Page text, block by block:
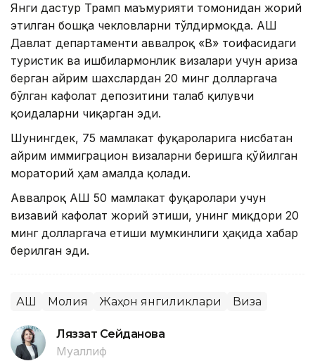
Янги дастур Трамп маъмурияти томонидан жорий
этилган бошқа чекловларни тўлдирмоқда. АҚШ
Давлат департаменти аввалроқ «B» тоифасидаги
туристик ва ишбилармонлик визалари учун ариза
берган айрим шахслардан 20 минг долларгача
бўлган кафолат депозитини талаб қилувчи
қоидаларни чиқарган эди.
Шунингдек, 75 мамлакат фуқароларига нисбатан
айрим иммиграцион визаларни беришга қўйилган
мораторий ҳам амалда қолади.
Аввалроқ АҚШ 50 мамлакат фуқаролари учун
визавий кафолат жорий этиши, унинг миқдори 20
минг долларгача етиши мумкинлиги ҳақида хабар
берилган эди.
АҚШ Молия Жаҳон янгиликлари Виза
Ляззат Сейданова
Муаллиф